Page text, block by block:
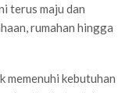
terus maju dan
rumahan hingga
memenuhi kebutuhan